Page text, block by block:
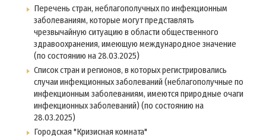
Перечень стран, неблагополучных по инфекционным
заболеваниям, которые могут представлять
чрезвычайную ситуацию в области общественного
здравоохранения, имеющую международное значение
(по состоянию на 28.03.2025)
Список стран и регионов, в которых регистрировались
случаи инфекционных заболеваний (неблагополучные по
инфекционным заболеваниям, имеются природные очаги
инфекционных заболеваний) (по состоянию на
28.03.2025)
Городская "Кризисная комната"